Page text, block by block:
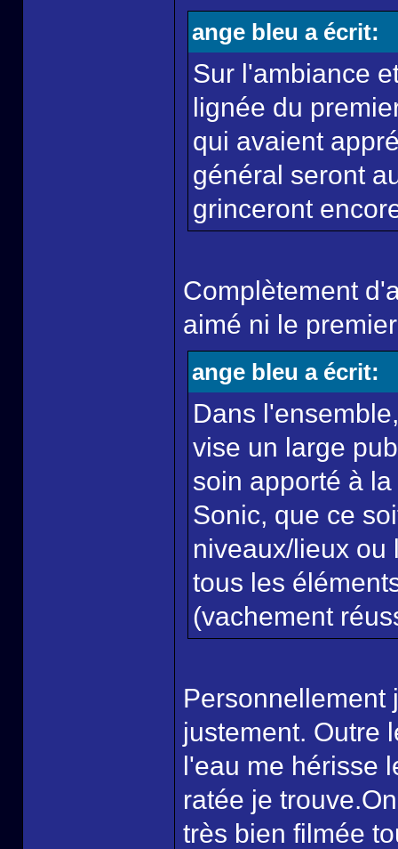
ange bleu a écrit:
Sur l'ambiance
lignée du
qui avaient
général seront
grinceront
Complètement
aimé ni le
ange bleu a écrit:
Dans
vise un large
soin apporté à
Sonic, que ce
niveaux/lieux ou
tous les
(vachement
Personnellement
justement. Outre
l'eau me hérisse
ratée je
très bien filmée